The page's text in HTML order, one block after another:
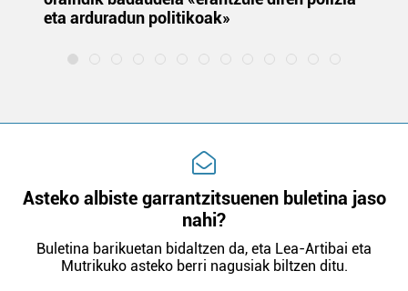
eta arduradun politikoak»
Asteko albiste garrantzitsuenen buletina jaso
nahi?
Buletina barikuetan bidaltzen da, eta Lea-Artibai eta
Mutrikuko asteko berri nagusiak biltzen ditu.